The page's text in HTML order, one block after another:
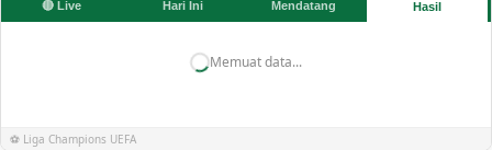
🔴 Live Hari Ini Mendatang Hasil
Memuat data...
⚽ Liga Champions UEFA
KOREKSI & KLARIFIKASI
KEBIJAKAN IKLAN / ADVERTORIAL